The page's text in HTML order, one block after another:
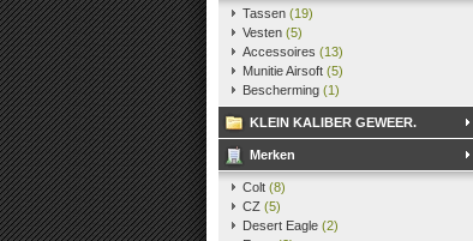
Tassen (19)
Vesten (5)
Accessoires (13)
Munitie Airsoft (5)
Bescherming (1)
KLEIN KALIBER GEWEER.
Merken
Colt (8)
CZ (5)
Desert Eagle (2)